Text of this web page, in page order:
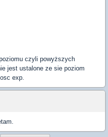
czyli powyższych
jest ustalone ze sie poziom
exp.